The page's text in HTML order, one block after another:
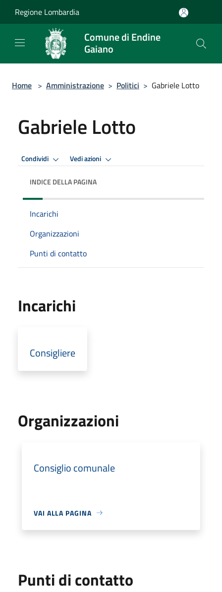
Regione Lombardia
Comune di Endine
Gaiano
Home > Amministrazione > Politici > Gabriele Lotto
Gabriele Lotto
Condividi Vedi azioni
INDICE DELLA PAGINA
Incarichi
Organizzazioni
Punti di contatto
Incarichi
Consigliere
Organizzazioni
Consiglio comunale
VAI ALLA PAGINA
Punti di contatto